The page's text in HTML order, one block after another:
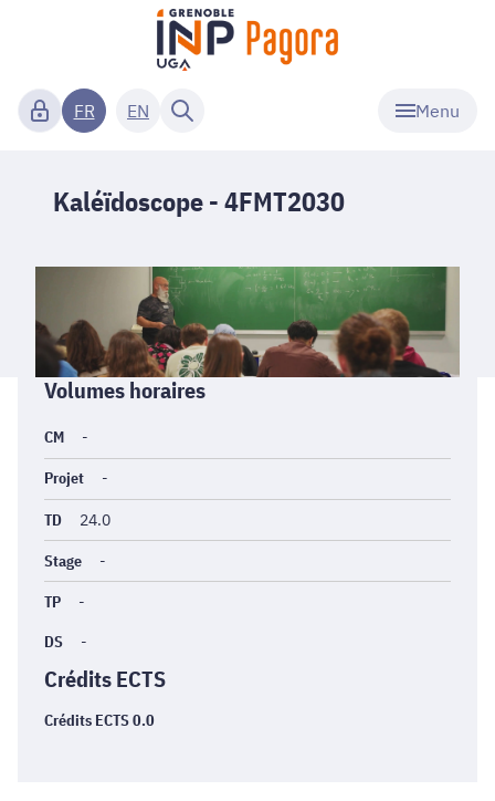
Menu
FR EN
Kaléïdoscope - 4FMT2030
Informations
générales
Volumes horaires
CM -
Projet -
TD 24.0
Stage -
TP -
DS -
Crédits ECTS
Crédits ECTS 0.0